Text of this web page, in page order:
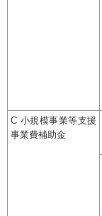
C 小規模事業等支援
事業費補助金